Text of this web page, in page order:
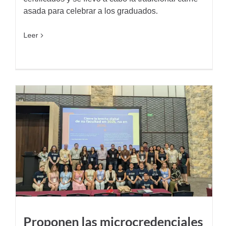
asada para celebrar a los graduados.
Leer
Proponen las microcredenciales